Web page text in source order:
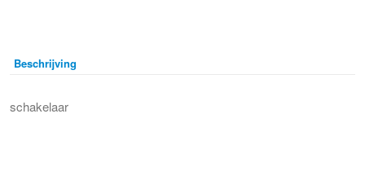
Beschrijving
schakelaar